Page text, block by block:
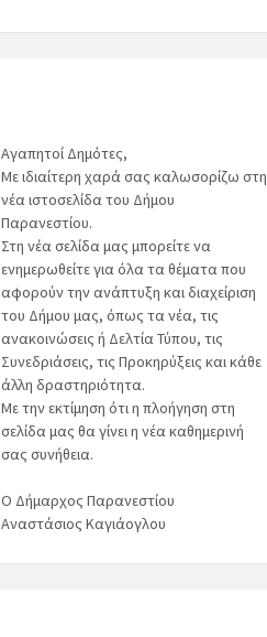
Αγαπητοί Δημότες,
Με ιδιαίτερη χαρά σας καλωσορίζω στη
νέα ιστοσελίδα του Δήμου
Παρανεστίου.
Στη νέα σελίδα μας μπορείτε να
ενημερωθείτε για όλα τα θέματα που
αφορούν την ανάπτυξη και διαχείριση
του Δήμου μας, όπως τα νέα, τις
ανακοινώσεις ή Δελτία Τύπου, τις
Συνεδριάσεις, τις Προκηρύξεις και κάθε
άλλη δραστηριότητα.
Με την εκτίμηση ότι η πλοήγηση στη
σελίδα μας θα γίνει η νέα καθημερινή
σας συνήθεια.
Ο Δήμαρχος Παρανεστίου
Αναστάσιος Καγιάογλου